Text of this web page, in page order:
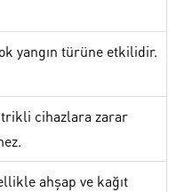
yangın türüne etkilidir.
cihazlara zarar
ahşap ve kağıt